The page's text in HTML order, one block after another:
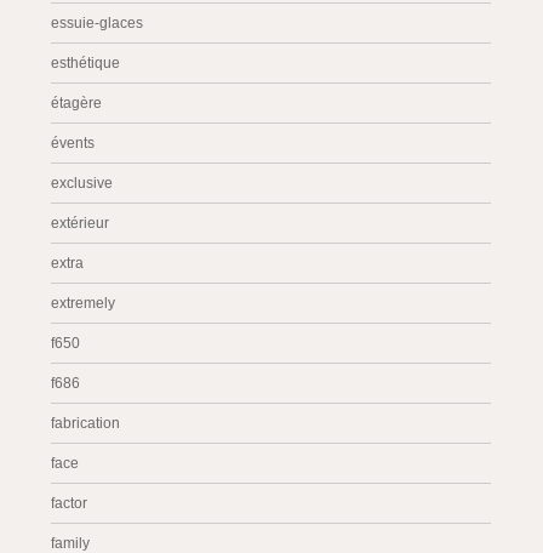
essuie-glaces
esthétique
étagère
évents
exclusive
extérieur
extra
extremely
f650
f686
fabrication
face
factor
family